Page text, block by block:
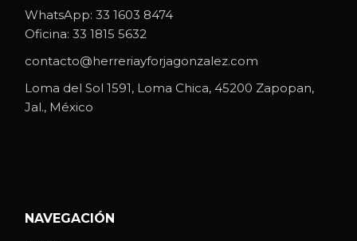
WhatsApp:33 1603 8474
Oficina:33 1815 5632
contacto@herreriayforjagonzalez.com
Loma del Sol 1591, Loma Chica, 45200 Zapopan,
Jal., México
NAVEGACIÓN